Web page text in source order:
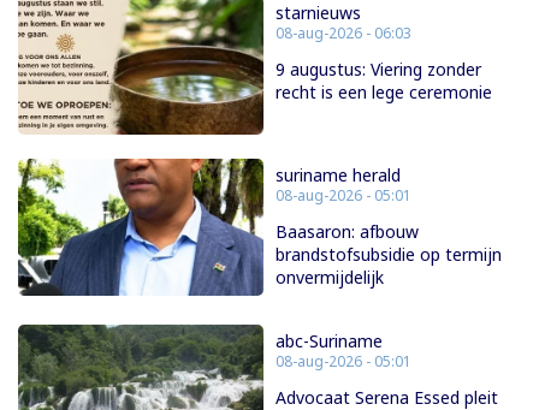
starnieuws
08-aug-2026 - 06:03
9 augustus: Viering zonder
recht is een lege ceremonie
suriname herald
08-aug-2026 - 05:01
Baasaron: afbouw
brandstofsubsidie op termijn
onvermijdelijk
abc-Suriname
08-aug-2026 - 05:01
Advocaat Serena Essed pleit